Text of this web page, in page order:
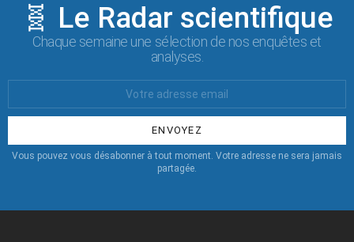
🧬 Le Radar scientifique
Chaque semaine une sélection de nos enquêtes et
analyses.
:
Vous pouvez vous désabonner à tout moment. Votre adresse ne sera jamais
partagée.